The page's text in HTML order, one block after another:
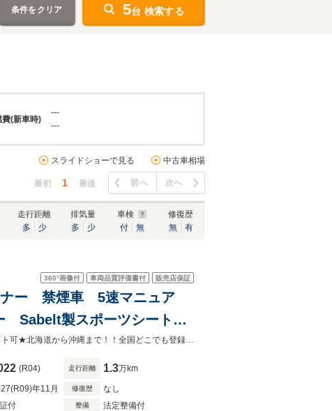
条件をクリア 5台 検索する
費(新車時)
---
---
スライドショーで見る 中古車相場
最初 1 最後 前へ 次へ
走行距離
多
少
排気量
多
少
車検
付
無
修復歴
無
有
360°画像付 車両品質評価書付 販売店保証
ナー 禁煙車 5速マニュア
Sabelt製スポーツシート
★屋内展示場★延長保証あり★ローン１２０回・頭金０円★学生・アルバイト可★北海道から沖縄まで！！全国どこでも登録ご納車可能です！！お問合せはカーチス南港（なんこう）店まで★
(R04) 走行距離 1.3万km
年11月 修復歴 なし
付 整備 法定整備付